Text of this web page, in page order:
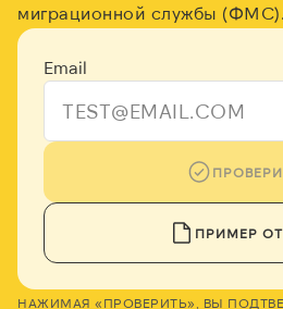
миграционной службы (ФМС).
Email
ПРИМЕР
НАЖИМАЯ «ПРОВЕРИТЬ», ВЫ